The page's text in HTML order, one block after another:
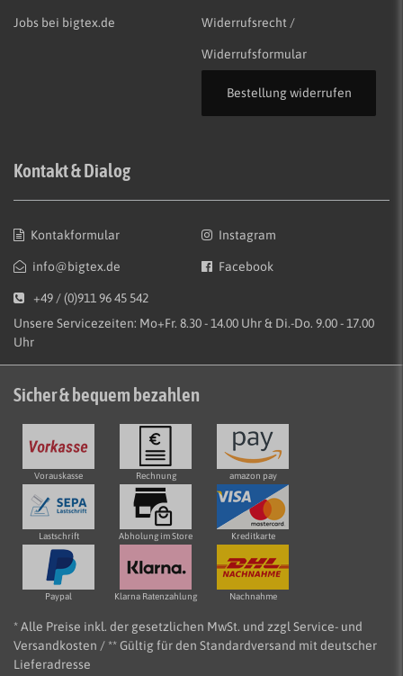
Jobs bei bigtex.de Widerrufsrecht /
Widerrufsformular
Bestellung widerrufen
Kontakt & Dialog
Kontakformular
info@bigtex.de
Instagram
Facebook
+49 / (0)911 96 45 542
Unsere Servicezeiten: Mo+Fr. 8.30 - 14.00 Uhr & Di.-Do. 9.00 - 17.00
Uhr
Sicher & bequem bezahlen
Vorauskasse Rechnung amazon pay
Lastschrift Abholung im Store Kreditkarte
Paypal Klarna Ratenzahlung Nachnahme
* Alle Preise inkl. der gesetzlichen MwSt. und zzgl Service- und
Versandkosten / ** Gültig für den Standardversand mit deutscher
Lieferadresse